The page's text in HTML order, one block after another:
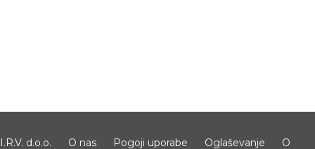
I.R.V. d.o.o. O nas Pogoji uporabe Oglaševanje O